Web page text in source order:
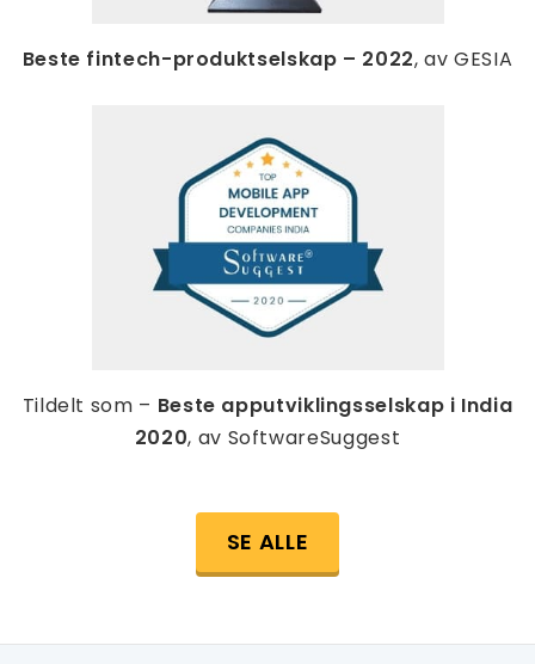
Beste fintech-produktselskap – 2022, av GESIA
Tildelt som – Beste apputviklingsselskap i India
2020, av SoftwareSuggest
SE ALLE